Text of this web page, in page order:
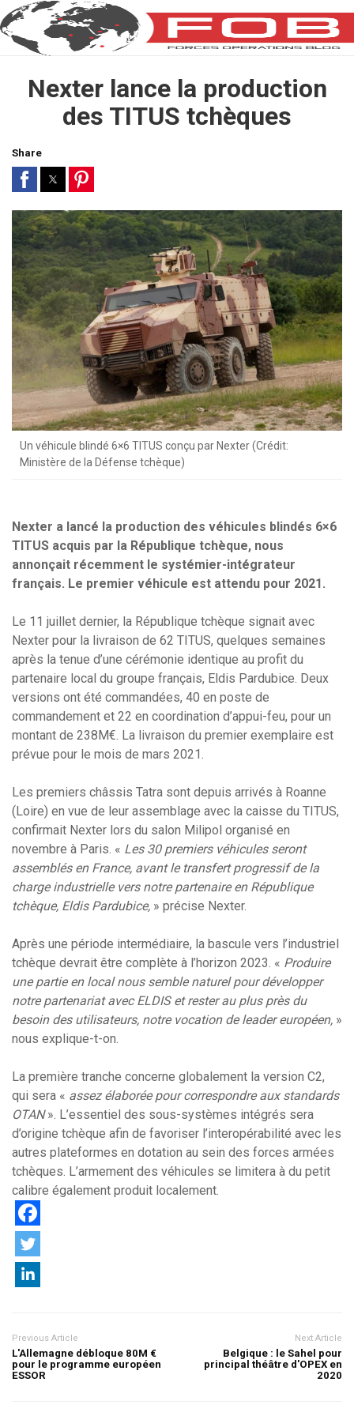
Nexter lance la production
des TITUS tchèques
Share
Un véhicule blindé 6×6 TITUS conçu par Nexter (Crédit:
Ministère de la Défense tchèque)
Nexter a lancé la production des véhicules blindés 6×6
TITUS acquis par la République tchèque, nous
annonçait récemment le systémier-intégrateur
français. Le premier véhicule est attendu pour 2021.
Le 11 juillet dernier, la République tchèque signait avec
Nexter pour la livraison de 62 TITUS, quelques semaines
après la tenue d’une cérémonie identique au profit du
partenaire local du groupe français, Eldis Pardubice. Deux
versions ont été commandées, 40 en poste de
commandement et 22 en coordination d’appui-feu, pour un
montant de 238M€. La livraison du premier exemplaire est
prévue pour le mois de mars 2021.
Les premiers châssis Tatra sont depuis arrivés à Roanne
(Loire) en vue de leur assemblage avec la caisse du TITUS,
confirmait Nexter lors du salon Milipol organisé en
novembre à Paris. « Les 30 premiers véhicules seront
assemblés en France, avant le transfert progressif de la
charge industrielle vers notre partenaire en République
tchèque, Eldis Pardubice, » précise Nexter.
Après une période intermédiaire, la bascule vers l’industriel
tchèque devrait être complète à l’horizon 2023. « Produire
une partie en local nous semble naturel pour développer
notre partenariat avec ELDIS et rester au plus près du
besoin des utilisateurs, notre vocation de leader européen, »
nous explique-t-on.
La première tranche concerne globalement la version C2,
qui sera « assez élaborée pour correspondre aux standards
OTAN». L’essentiel des sous-systèmes intégrés sera
d’origine tchèque afin de favoriser l’interopérabilité avec les
autres plateformes en dotation au sein des forces armées
tchèques. L’armement des véhicules se limitera à du petit
calibre également produit localement.
Previous Article
L'Allemagne débloque 80M €
pour le programme européen
ESSOR
Next Article
Belgique : le Sahel pour
principal théâtre d'OPEX en
2020